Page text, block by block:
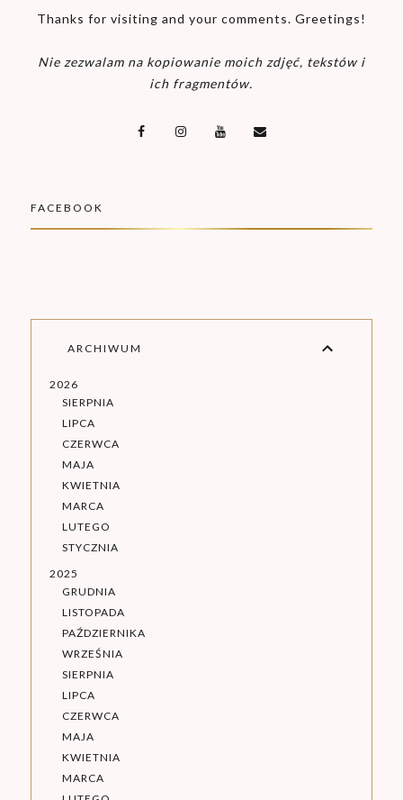
Thanks for visiting and your comments. Greetings!
Nie zezwalam na kopiowanie moich zdjęć, tekstów i
ich fragmentów.
FACEBOOK
ARCHIWUM
2026
SIERPNIA
LIPCA
CZERWCA
MAJA
KWIETNIA
MARCA
LUTEGO
STYCZNIA
2025
GRUDNIA
LISTOPADA
PAŹDZIERNIKA
WRZEŚNIA
SIERPNIA
LIPCA
CZERWCA
MAJA
KWIETNIA
MARCA